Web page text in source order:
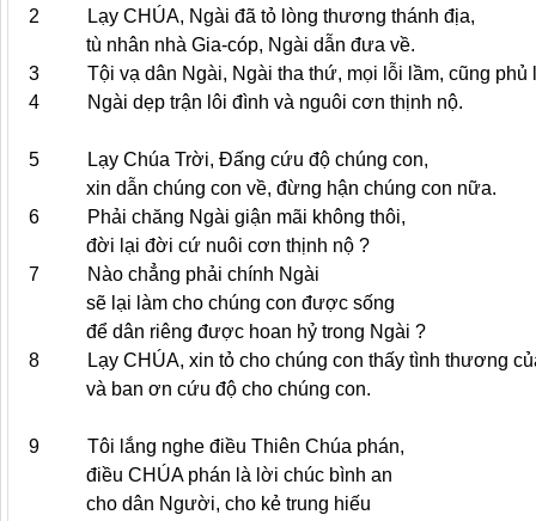
2 Lạy CHÚA, Ngài đã tỏ lòng thương thánh địa,
tù nhân nhà Gia-cóp, Ngài dẫn đưa về.
3 Tội vạ dân Ngài, Ngài tha thứ, mọi lỗi lầm, cũng phủ
4 Ngài dẹp trận lôi đình và nguôi cơn thịnh nộ.
5 Lạy Chúa Trời, Đấng cứu độ chúng con,
xin dẫn chúng con về, đừng hận chúng con nữa.
6 Phải chăng Ngài giận mãi không thôi,
đời lại đời cứ nuôi cơn thịnh nộ ?
7 Nào chẳng phải chính Ngài
sẽ lại làm cho chúng con được sống
để dân riêng được hoan hỷ trong Ngài ?
8 Lạy CHÚA, xin tỏ cho chúng con thấy tình thương
và ban ơn cứu độ cho chúng con.
9 Tôi lắng nghe điều Thiên Chúa phán,
điều CHÚA phán là lời chúc bình an
cho dân Người, cho kẻ trung hiếu